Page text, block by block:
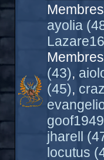
ayolia
(43),
(45),
jharell
locutus